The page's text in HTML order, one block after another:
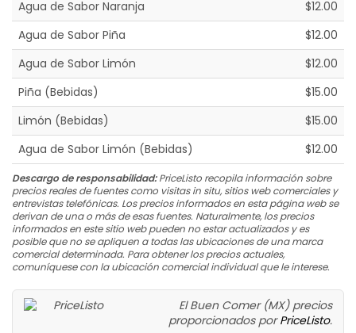
Agua de Sabor Naranja
$12.00
Agua de Sabor Piña
$12.00
Agua de Sabor Limón
$12.00
Piña (Bebidas)
$15.00
Limón (Bebidas)
$15.00
Agua de Sabor Limón (Bebidas)
$12.00
Descargo de responsabilidad:PriceListo recopila información sobre
precios reales de fuentes como visitas in situ, sitios web comerciales y
entrevistas telefónicas. Los precios informados en esta página web se
derivan de una o más de esas fuentes. Naturalmente, los precios
informados en este sitio web pueden no estar actualizados y es
posible que no se apliquen a todas las ubicaciones de una marca
comercial determinada. Para obtener los precios actuales,
comuníquese con la ubicación comercial individual que le interese.
El Buen Comer (MX) precios
proporcionados porPriceListo.